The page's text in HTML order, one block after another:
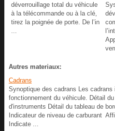
déverrouillage total du véhicule
à la télécommande ou à la clé,
tirez la poignée de porte. De l’in
Autres materiaux:
Cadrans
Synoptique des cadrans Les
fonctionnement du véhicule. Détail
d'instruments Détail du tableau de
Indicateur de niveau de carburant
Indicate ...